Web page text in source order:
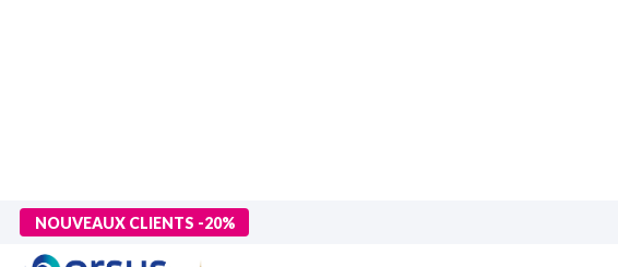
NOUVEAUX CLIENTS -20%
> Formations>Technologies numériques